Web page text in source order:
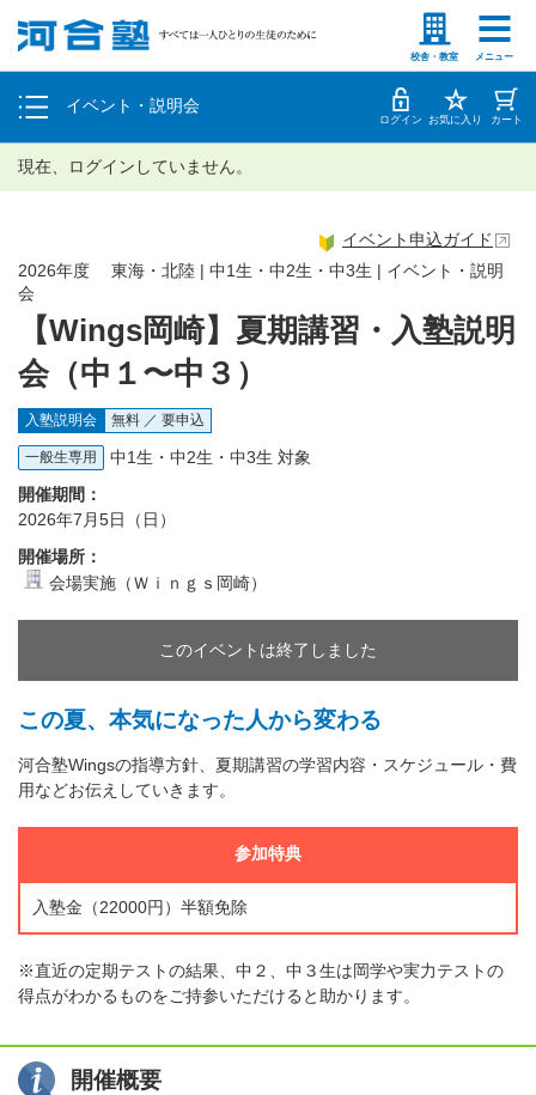
校舎・教室 メニュー
塾生の方 高等学校の先生
イベント・説明会
個別相談
体験授業 ログイン お気に入り カート
現在、ログインしていません。
【Wings岡崎】夏期講習・入塾説明
会（中１〜中３）
2026年度 東海・北陸 | 中1生・中2生・中3生 | イベント・説明
会
イベント申込ガイド
入塾説明会 無料 ／ 要申込
一般生専用
中1生・中2生・中3生 対象
開催期間：
2026年7月5日（日）
開催場所：
会場実施（Ｗｉｎｇｓ岡崎）
このイベントは終了しました
この夏、本気になった人から変わる
河合塾Wingsの指導方針、夏期講習の学習内容・スケジュール・費
用などお伝えしていきます。
参加特典
入塾金（22000円）半額免除
※直近の定期テストの結果、中２、中３生は岡学や実力テストの
得点がわかるものをご持参いただけると助かります。
開催概要